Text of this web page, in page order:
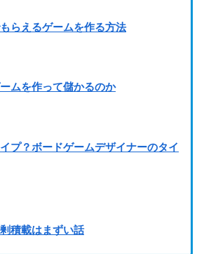
らえるゲームを作る方法
ムを作って儲かるのか
プ？ボードゲームデザイナーのタイ
積載はまずい話